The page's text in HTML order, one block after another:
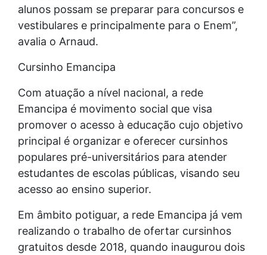
alunos possam se preparar para concursos e
vestibulares e principalmente para o Enem”,
avalia o Arnaud.
Cursinho Emancipa
Com atuação a nível nacional, a rede
Emancipa é movimento social que visa
promover o acesso à educação cujo objetivo
principal é organizar e oferecer cursinhos
populares pré-universitários para atender
estudantes de escolas públicas, visando seu
acesso ao ensino superior.
Em âmbito potiguar, a rede Emancipa já vem
realizando o trabalho de ofertar cursinhos
gratuitos desde 2018, quando inaugurou dois